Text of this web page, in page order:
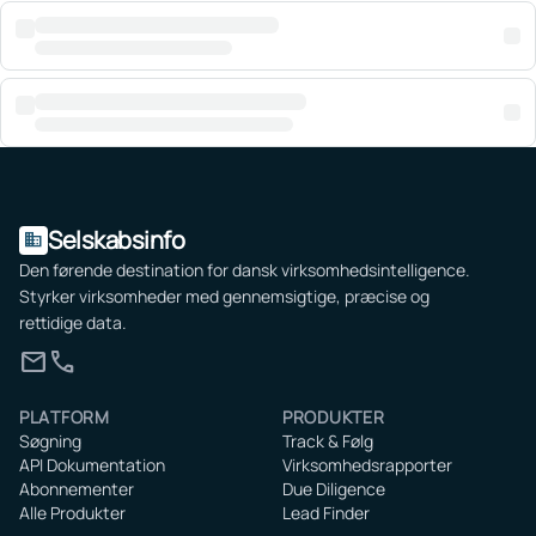
domain Selskabsinfo
Den førende destination for dansk virksomhedsintelligence.
Styrker virksomheder med gennemsigtige, præcise og
rettidige data.
mailcall
PLATFORM
Søgning
API Dokumentation
Abonnementer
Alle Produkter
PRODUKTER
Track & Følg
Virksomhedsrapporter
Due Diligence
Lead Finder